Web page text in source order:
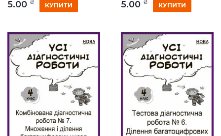
5.00 ₴ КУПИТИ 5.00 ₴ КУПИТИ